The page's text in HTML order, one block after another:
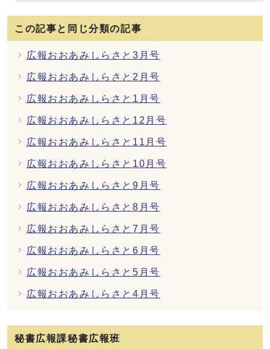
この記事と同じ分類の記事
広報おおあみしらさと3月号
広報おおあみしらさと2月号
広報おおあみしらさと1月号
広報おおあみしらさと12月号
広報おおあみしらさと11月号
広報おおあみしらさと10月号
広報おおあみしらさと9月号
広報おおあみしらさと8月号
広報おおあみしらさと7月号
広報おおあみしらさと6月号
広報おおあみしらさと5月号
広報おおあみしらさと4月号
秘書広報課秘書広報班